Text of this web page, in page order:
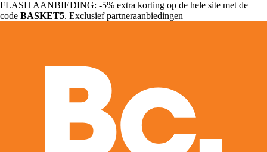
FLASH AANBIEDING: -5% extra korting op de hele site met de
code BASKET5. Exclusief partneraanbiedingen